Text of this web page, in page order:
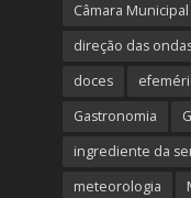
Câmara
direção das
doces
Gastronomia
ingrediente da
meteorologia